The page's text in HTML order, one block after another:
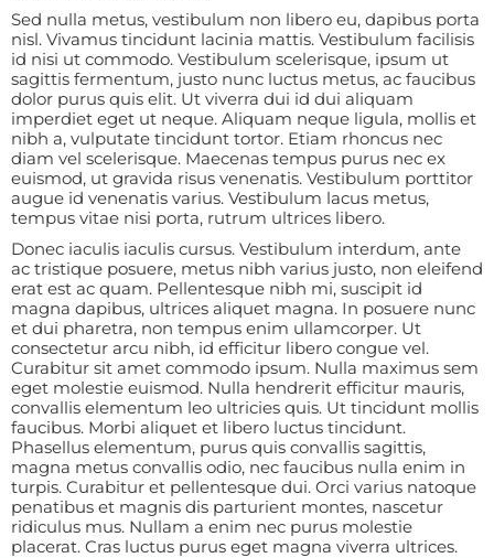
Sed nulla metus, vestibulum non libero eu, dapibus porta
nisl. Vivamus tincidunt lacinia mattis. Vestibulum facilisis
id nisi ut commodo. Vestibulum scelerisque, ipsum ut
sagittis fermentum, justo nunc luctus metus, ac faucibus
dolor purus quis elit. Ut viverra dui id dui aliquam
imperdiet eget ut neque. Aliquam neque ligula, mollis et
nibh a, vulputate tincidunt tortor. Etiam rhoncus nec
diam vel scelerisque. Maecenas tempus purus nec ex
euismod, ut gravida risus venenatis. Vestibulum porttitor
augue id venenatis varius. Vestibulum lacus metus,
tempus vitae nisi porta, rutrum ultrices libero.
Donec iaculis iaculis cursus. Vestibulum interdum, ante
ac tristique posuere, metus nibh varius justo, non eleifend
erat est ac quam. Pellentesque nibh mi, suscipit id
magna dapibus, ultrices aliquet magna. In posuere nunc
et dui pharetra, non tempus enim ullamcorper. Ut
consectetur arcu nibh, id efficitur libero congue vel.
Curabitur sit amet commodo ipsum. Nulla maximus sem
eget molestie euismod. Nulla hendrerit efficitur mauris,
convallis elementum leo ultricies quis. Ut tincidunt mollis
faucibus. Morbi aliquet et libero luctus tincidunt.
Phasellus elementum, purus quis convallis sagittis,
magna metus convallis odio, nec faucibus nulla enim in
turpis. Curabitur et pellentesque dui. Orci varius natoque
penatibus et magnis dis parturient montes, nascetur
ridiculus mus. Nullam a enim nec purus molestie
placerat. Cras luctus purus eget magna viverra ultrices.